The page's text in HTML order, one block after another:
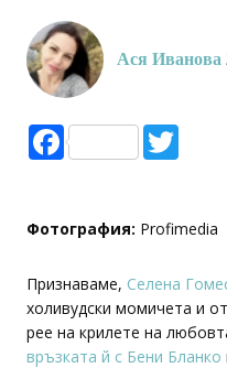
Ася Иванова
Facebook
Фотография: Profimedia
Признаваме, Селена
холивудски момичета и
рее на крилете на
връзката й с Бени Бланко